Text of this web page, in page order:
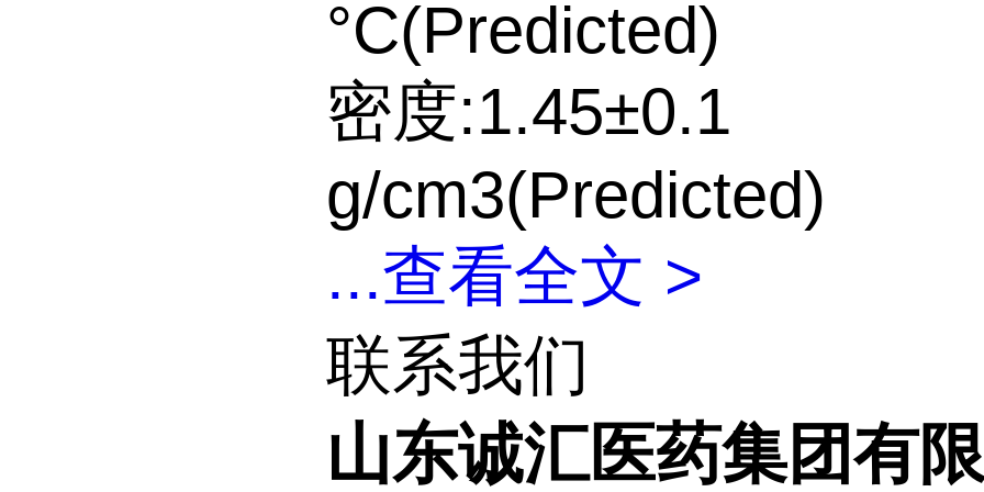
°C(Predicted)
密度:1.45±0.1
g/cm3(Predicted)
...查看全文 >
联系我们
山东诚汇医药集团有